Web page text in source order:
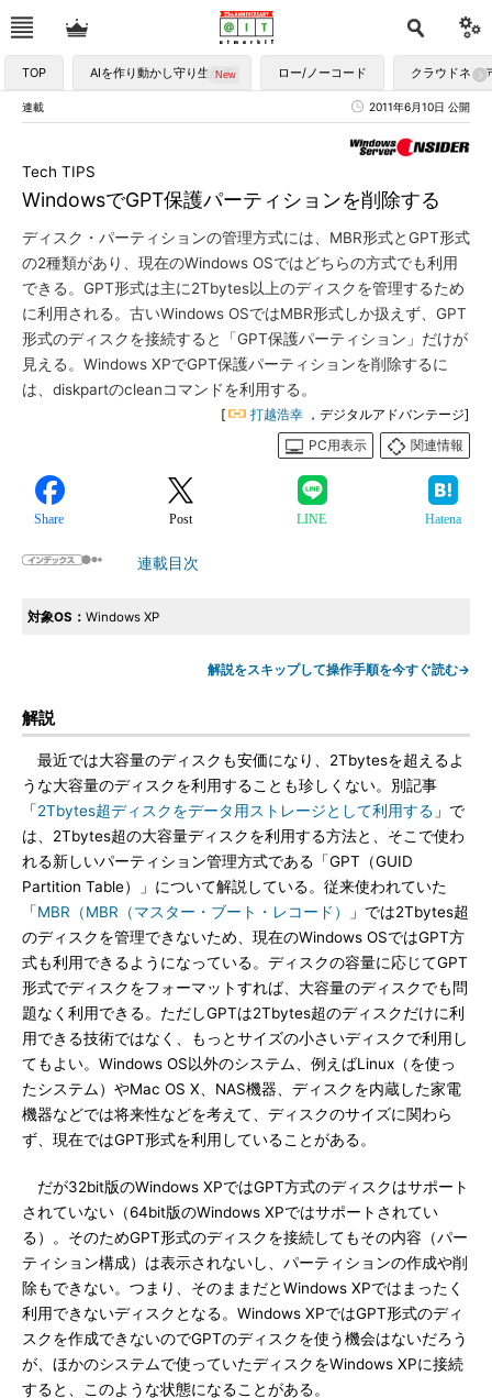
TOP AIを作り動かし守り生かす ロー/ノーコード クラウドネイ
連載 2011年6月10日 公開
WindowsでGPT保護パーティションを削除する
Tech TIPS
ディスク・パーティションの管理方式には、MBR形式とGPT形式
の2種類があり、現在のWindows OSではどちらの方式でも利用
できる。GPT形式は主に2Tbytes以上のディスクを管理するため
に利用される。古いWindows OSではMBR形式しか扱えず、GPT
形式のディスクを接続すると「GPT保護パーティション」だけが
見える。Windows XPでGPT保護パーティションを削除するに
は、diskpartのcleanコマンドを利用する。
[ 打越浩幸 ，デジタルアドバンテージ]
PC用表示
関連情報
Share Post LINE Hatena
連載目次
対象OS： Windows XP
解説をスキップして操作手順を今すぐ読む→
解説
最近では大容量のディスクも安価になり、2Tbytesを超えるよ
うな大容量のディスクを利用することも珍しくない。別記事
「2Tbytes超ディスクをデータ用ストレージとして利用する 」で
は、2Tbytes超の大容量ディスクを利用する方法と、そこで使わ
れる新しいパーティション管理方式である「GPT（GUID
Partition Table）」について解説している。従来使われていた
「MBR（MBR（マスター・ブート・レコード）
」では2Tbytes超
のディスクを管理できないため、現在のWindows OSではGPT方
式も利用できるようになっている。ディスクの容量に応じてGPT
形式でディスクをフォーマットすれば、大容量のディスクでも問
題なく利用できる。ただしGPTは2Tbytes超のディスクだけに利
用できる技術ではなく、もっとサイズの小さいディスクで利用し
てもよい。Windows OS以外のシステム、例えばLinux（を使っ
たシステム）やMac OS X、NAS機器、ディスクを内蔵した家電
機器などでは将来性などを考えて、ディスクのサイズに関わら
ず、現在ではGPT形式を利用していることがある。
だが32bit版のWindows XPではGPT方式のディスクはサポート
されていない（64bit版のWindows XPではサポートされてい
る）。そのためGPT形式のディスクを接続してもその内容（パー
ティション構成）は表示されないし、パーティションの作成や削
除もできない。つまり、そのままだとWindows XPではまったく
利用できないディスクとなる。Windows XPではGPT形式のディ
スクを作成できないのでGPTのディスクを使う機会はないだろう
が、ほかのシステムで使っていたディスクをWindows XPに接続
すると、このような状態になることがある。